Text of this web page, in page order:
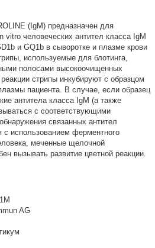
(IgM) предназначен для
vitro человеческих антител класса IgM
и GQ1b в сыворотке и плазме крови
используемые для блотинга,
полосами высокоочищенных
стрипы инкубируют с образцом
пациента. В случае, если образец
антитела класса IgM (а также
с соответствующими
связанных антител
с использованием ферментного
меченные щелочной
вызывать развитие цветной реакции.
AG